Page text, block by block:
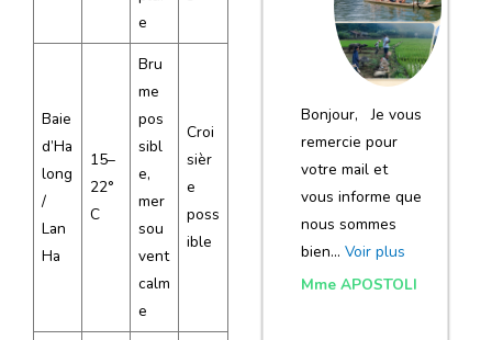
e
Baie
d’Ha
long
/
Lan
Ha
15–
22°
C
Bru
me
pos
sibl
e,
mer
sou
vent
calm
e
Croi
sièr
e
poss
ible
Bonjour, Je vous
remercie pour
votre mail et
vous informe que
nous sommes
bien… Voir plus
Mme APOSTOLI